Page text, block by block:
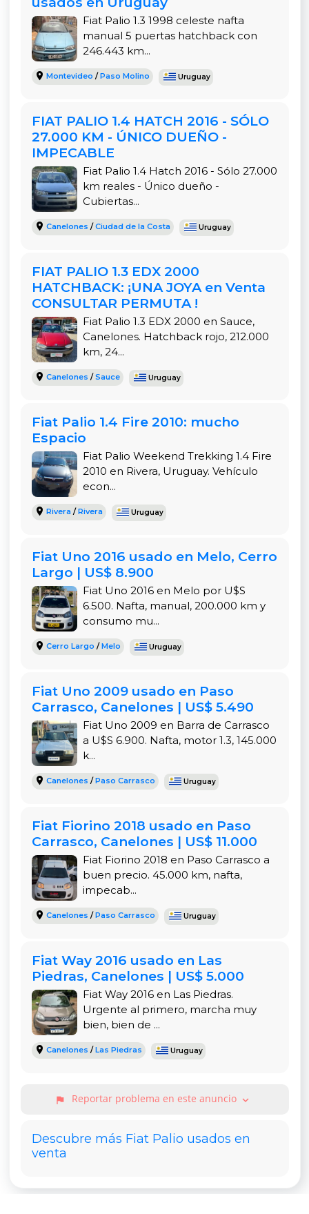
región por:
Bajo consumo de nafta en ciudad y ruta.
Repuestos abundantes y económicos.
reparaciones.
Buen torque para ciudad y overtakes
seguros.
Mantenimiento sencillo y barato.
Es un auto noble, rendidor y con excelente
Ubicación y Vendedor - Juan Lacaze,
Departamento de Colonia
Se encuentra en Juan Lacaze, Colonia, una zona
tranquila y accesible. Vendido por particular
Andrea Sabrina. Se puede ver, probar y verificar
todo en el lugar. Ideal para quienes buscan en la
zona sur del país o cerca de Colonia del
Por Qué Este Fiat Palio es una Gran Compra en
2026
En el mercado actual de usados en Uruguay, este
Palio 2005 destaca por su precio competitivo de
US$6.500, comparado con similares que rondan
entre US$5.100 y US$7.500 según kilometraje y
robusta y que mantiene buen valor de reventa.
Perfecto como primer auto, para ciudad o como
vehículo secundario.
Este Fiat Palio 1.3 Fire 2005 representa una de las
opciones más confiables y económicas en el
segmento de hatchbacks usados en Uruguay. Su
encontrar repuestos en todo el país. Con aire
acondicionado, dirección hidráulica y
mantenimiento al día, es ideal para el uso diario
en ciudad o para viajes cortos por el
departamento de Colonia y alrededores. Los
pequeños detalles estéticos no afectan su
excelente mecánica, y la patente al día hasta
Si buscas un auto práctico, económico de
mantener y con buena reputación entre los
usuarios uruguayos, este Palio es una compra
inteligente. No es un vehículo de lujo, pero sí uno
honesto, rendidor y que te llevará a donde
necesites sin sorpresas costosas. Su diseño
en tráfico, mientras que el espacio interior y baúl
satisfacen las necesidades de una familia
pequeña o uso individual.
Fiat Palio 1.3 1998 celeste nafta
manual 5 puertas hatchback con
246.443 km...
Montevideo /Paso Molino Uruguay
FIAT PALIO 1.4 HATCH 2016 - SÓLO
27.000 KM - ÚNICO DUEÑO -
IMPECABLE
Fiat Palio 1.4 Hatch 2016 - Sólo 27.000
km reales - Único dueño -
Cubiertas...
Canelones /Ciudad de la Costa Uruguay
FIAT PALIO 1.3 EDX 2000
HATCHBACK: ¡UNA JOYA en Venta
CONSULTAR PERMUTA !
Fiat Palio 1.3 EDX 2000 en Sauce,
Canelones. Hatchback rojo, 212.000
km, 24...
Canelones /Sauce Uruguay
Fiat Palio 1.4 Fire 2010: mucho
Espacio
Fiat Palio Weekend Trekking 1.4 Fire
2010 en Rivera, Uruguay. Vehículo
econ...
Rivera /Rivera Uruguay
Fiat Uno 2016 usado en Melo, Cerro
Largo | US$ 8.900
Fiat Uno 2016 en Melo por U$S
6.500. Nafta, manual, 200.000 km y
consumo mu...
Cerro Largo /Melo Uruguay
Fiat Uno 2009 usado en Paso
Carrasco, Canelones | US$ 5.490
Fiat Uno 2009 en Barra de Carrasco
a U$S 6.900. Nafta, motor 1.3, 145.000
k...
Canelones /Paso Carrasco Uruguay
Fiat Fiorino 2018 usado en Paso
Carrasco, Canelones | US$ 11.000
Fiat Fiorino 2018 en Paso Carrasco a
buen precio. 45.000 km, nafta,
impecab...
Canelones /Paso Carrasco Uruguay
Fiat Way 2016 usado en Las
Piedras, Canelones | US$ 5.000
Fiat Way 2016 en Las Piedras.
Urgente al primero, marcha muy
bien, bien de ...
Canelones /Las Piedras Uruguay
flag Reportar problema en este anuncio expand_more
Descubre más Fiat Palio usados en
venta